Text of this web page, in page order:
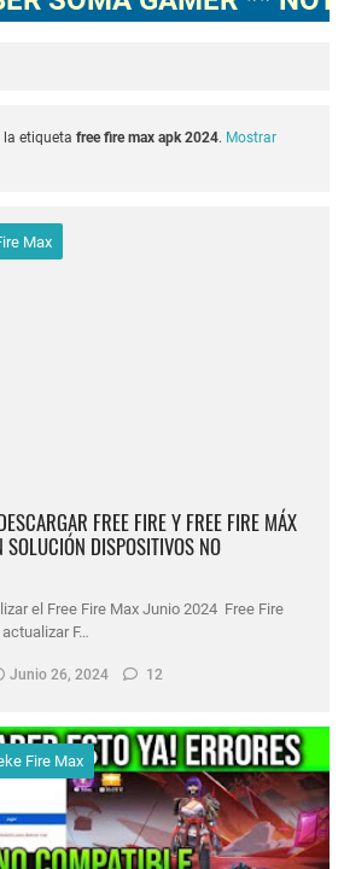
etiqueta free fire max apk 2024. Mostrar
Max
FREE FIRE Y FREE FIRE MÁX
SOLUCIÓN DISPOSITIVOS NO
el Free Fire Max Junio 2024 Free Fire
actualizar F…
Junio 26, 2024 12
Fire Max